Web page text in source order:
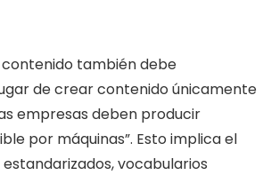
también debe
de crear contenido únicamente
empresas deben producir
por máquinas”. Esto implica el
vocabularios